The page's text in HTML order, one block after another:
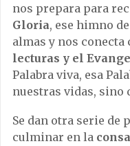
nos prepara para
Gloria, ese himno
almas y nos
lecturas y el
Palabra viva, esa
nuestras vidas, sino
Se dan otra serie de
culminar en la